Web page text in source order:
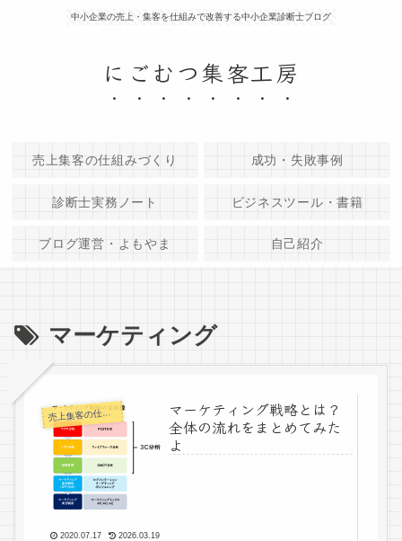
中小企業の売上・集客を仕組みで改善する中小企業診断士ブログ
にごむつ集客工房
売上集客の仕組みづくり 成功・失敗事例
診断士実務ノート ビジネスツール・書籍
ブログ運営・よもやま 自己紹介
マーケティング
売上集客の仕組みづくり
マーケティング戦略とは？
全体の流れをまとめてみた
よ
2020.07.17 2026.03.19